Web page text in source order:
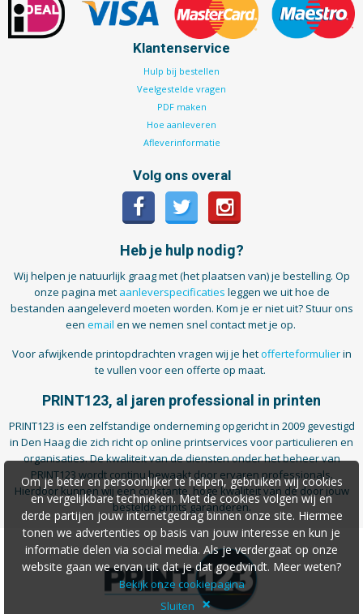
Klantenservice
Hulp bij bestellen
Veelgestelde vragen
PDF maken
Hoe aanleveren
Afleverinformatie
Volg ons overal
Heb je hulp nodig?
Wij helpen je natuurlijk graag met (het plaatsen van) je bestelling. Op
onze pagina met aanleverspecificaties leggen we uit hoe de
bestanden aangeleverd moeten worden. Kom je er niet uit? Stuur ons
een email en we nemen snel contact met je op.
Voor afwijkende printopdrachten vragen wij je hetofferteformulierin
te vullen voor een offerte op maat.
PRINT123, al jaren professional in printen
PRINT123 is een zelfstandige onderneming opgericht in 2009 gevestigd
in Den Haag die zich richt op online printservices voor particulieren en
organisaties. De kwaliteit van de diensten onder het beheer van
PRINT123 wordt continu bewaakt door ervaren professionals.
Hierdoor kunnen wij een constante, hoge kwaliteit van de door jouw
bestelde prints garanderen.
Om je beter en persoonlijker te helpen, gebruiken wij cookies
en vergelijkbare technieken. Met de cookies volgen wij en
derde partijen jouw internetgedrag binnen onze site. Hiermee
tonen we advertenties op basis van jouw interesse en kun je
informatie delen via social media. Als je verdergaat op onze
website gaan we ervan uit dat je dat goedvindt. Meer weten?
Bekijk onze cookiepagina
Sluiten ×